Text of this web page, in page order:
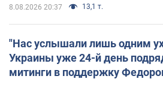
8.08.2026 20:37 13,1 т.
"Нас услышали лишь одним
Украины уже 24-й день
митинги в поддержку